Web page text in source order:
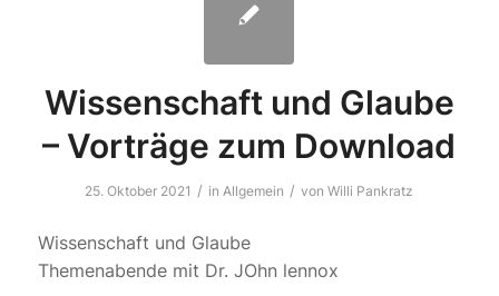
Wissenschaft und Glaube
– Vorträge zum Download
25. Oktober 2021 / inAllgemein / vonWilli Pankratz
Wissenschaft und Glaube
Themenabende mit Dr. JOhn lennox